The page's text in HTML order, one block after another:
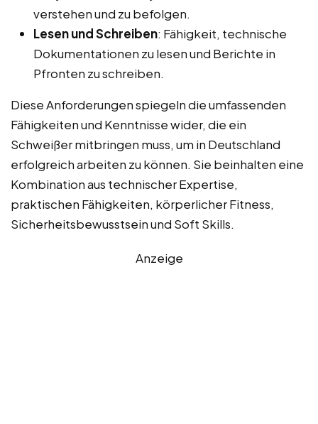
verstehen und zu befolgen.
Lesen und Schreiben: Fähigkeit, technische
Dokumentationen zu lesen und Berichte in
Pfronten zu schreiben.
Diese Anforderungen spiegeln die umfassenden
Fähigkeiten und Kenntnisse wider, die ein
Schweißer mitbringen muss, um in Deutschland
erfolgreich arbeiten zu können. Sie beinhalten eine
Kombination aus technischer Expertise,
praktischen Fähigkeiten, körperlicher Fitness,
Sicherheitsbewusstsein und Soft Skills.
Anzeige